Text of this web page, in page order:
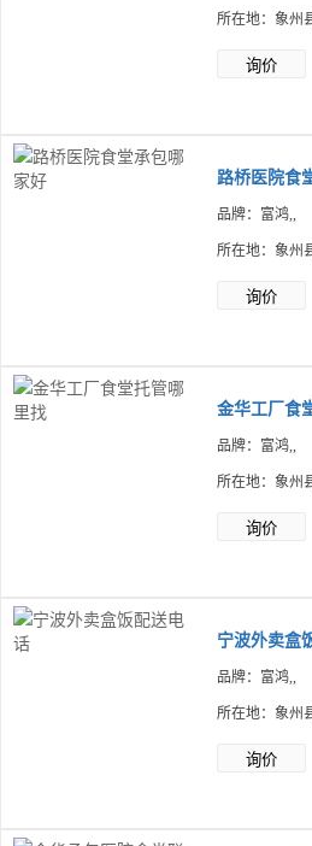
所在地：象州
询价
路桥医院食
品牌：富鸿,,
所在地：象州
询价
金华工厂食
品牌：富鸿,,
所在地：象州
询价
宁波外卖盒
品牌：富鸿,,
所在地：象州
询价